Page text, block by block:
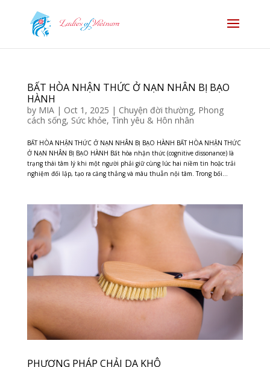
BẤT HÒA NHẬN THỨC Ở NẠN NHÂN BỊ BẠO
HÀNH
by MIA| Oct 1, 2025 | Chuyện đời thường, Phong
cách sống, Sức khỏe, Tình yêu & Hôn nhân
BẤT HÒA NHẬN THỨC Ở NẠN NHÂN BỊ BẠO HÀNH BẤT HÒA NHẬN THỨC
Ở NẠN NHÂN BỊ BẠO HÀNH Bất hòa nhận thức (cognitive dissonance) là
trạng thái tâm lý khi một người phải giữ cùng lúc hai niềm tin hoặc trải
nghiệm đối lập, tạo ra căng thẳng và mâu thuẫn nội tâm. Trong bối...
PHƯƠNG PHÁP CHẢI DA KHÔ